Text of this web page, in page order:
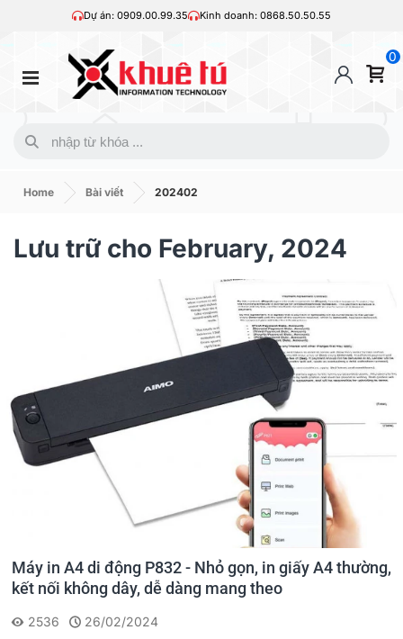
Dự án: 0909.00.99.35 Kinh doanh: 0868.50.50.55
0
Home Bài viết 202402
Lưu trữ cho February, 2024
Máy in A4 di động P832 - Nhỏ gọn, in giấy A4 thường,
kết nối không dây, dễ dàng mang theo
2536
26/02/2024